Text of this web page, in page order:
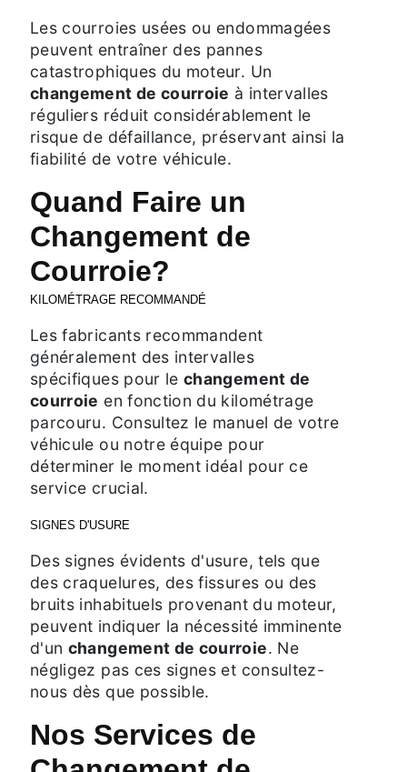
Les courroies usées ou endommagées
peuvent entraîner des pannes
catastrophiques du moteur. Un
changement de courroie à intervalles
réguliers réduit considérablement le
risque de défaillance, préservant ainsi la
fiabilité de votre véhicule.
Quand Faire un
Changement de
Courroie?
KILOMÉTRAGE RECOMMANDÉ
Les fabricants recommandent
généralement des intervalles
spécifiques pour lechangement de
courroie en fonction du kilométrage
parcouru. Consultez le manuel de votre
véhicule ou notre équipe pour
déterminer le moment idéal pour ce
service crucial.
SIGNES D'USURE
Des signes évidents d'usure, tels que
des craquelures, des fissures ou des
bruits inhabituels provenant du moteur,
peuvent indiquer la nécessité imminente
d'un changement de courroie. Ne
négligez pas ces signes et consultez-
nous dès que possible.
Nos Services de